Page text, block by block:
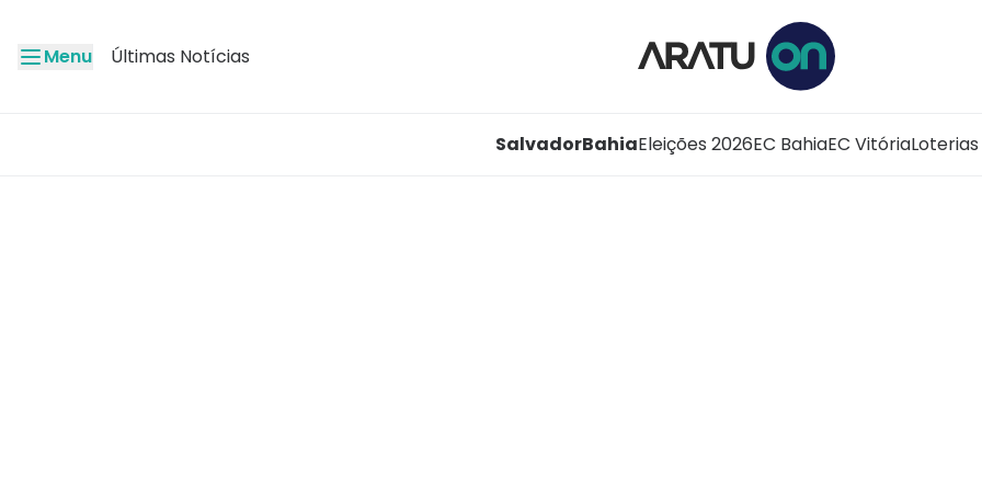
Menu Últimas Notícias
SalvadorBahiaEleições 2026EC BahiaEC VitóriaLoterias